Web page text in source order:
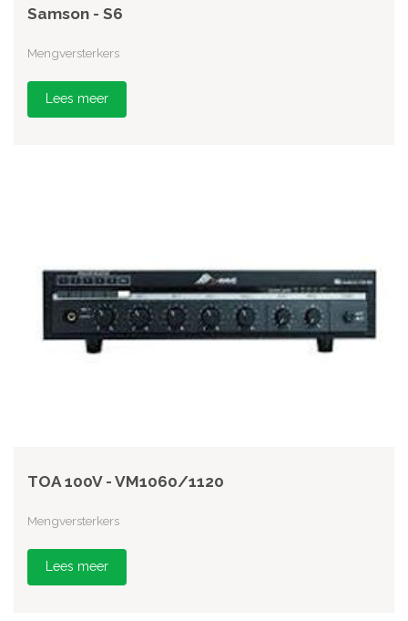
Samson - S6
Mengversterkers
Lees meer
TOA 100V - VM1060/1120
Mengversterkers
Lees meer